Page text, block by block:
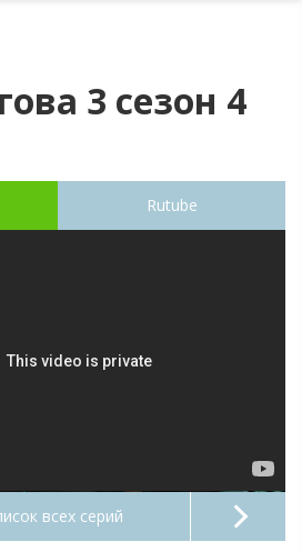
3 сезон 4
Rutube
всех серий